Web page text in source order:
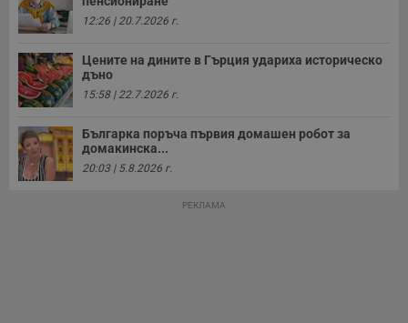
12:26 | 20.7.2026 г.
Цените на дините в Гърция удариха историческо
дъно
15:58 | 22.7.2026 г.
Българка поръча първия домашен робот за
домакинска...
20:03 | 5.8.2026 г.
РЕКЛАМА